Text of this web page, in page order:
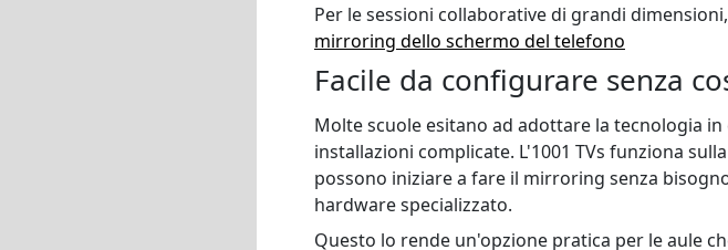
Per le sessioni collaborative di grandi
mirroring dello schermo del telefono
Facile da configurare senza
Molte scuole esitano ad adottare la tecnologia
installazioni complicate. L'1001 TVs funziona
possono iniziare a fare il mirroring senza
hardware specializzato.
Questo lo rende un'opzione pratica per le aule